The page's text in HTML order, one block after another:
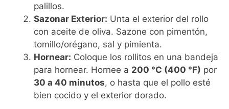
palillos.
Sazonar Exterior: Unta el exterior del rollo
con aceite de oliva. Sazone con pimentón,
tomillo/orégano, sal y pimienta.
Hornear: Coloque los rollitos en una bandeja
para hornear. Hornee a 200 °C (400 °F) por
30 a 40 minutos, o hasta que el pollo esté
bien cocido y el exterior dorado.